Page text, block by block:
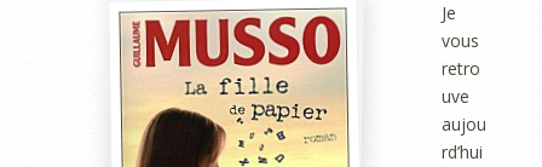
Je
vous
retro
uve
aujou
rd’hui